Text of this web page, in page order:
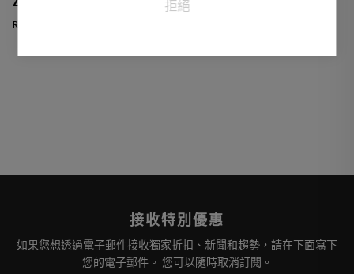
拒絕
Regular price 52,61 €
接收特別優惠
如果您想透過電子郵件接收獨家折扣、新聞和趨勢，請在下面寫下
您的電子郵件。 您可以隨時取消訂閱。